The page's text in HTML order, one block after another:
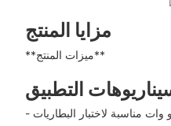
مزايا المنتج
**ميزات المنتج**
التطبيق
- قدرة طاقة عالية تبلغ 2500 كيلو وات مناسبة لاختبار البطاريات